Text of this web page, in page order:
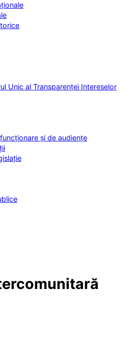
Unic al Transparenței Intereselor
și de audiențe